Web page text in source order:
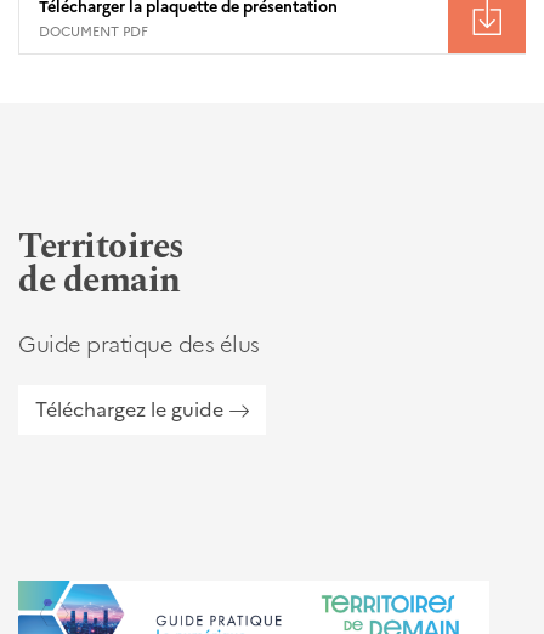
Télécharger la plaquette de présentation
DOCUMENT PDF
Territoires
de demain
Guide pratique des élus
Téléchargez le guide